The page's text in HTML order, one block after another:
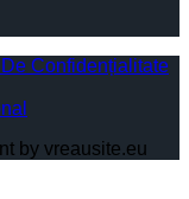
Confidențialitate
by vreausite.eu